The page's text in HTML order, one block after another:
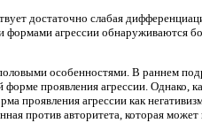
достаточно слабая
агрессии обнаруживаются
особенностями. В раннем
проявления агрессии.
проявления агрессии как
против авторитета, которая может